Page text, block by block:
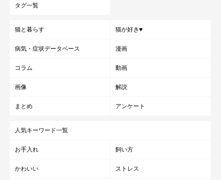
タグ一覧
猫と暮らす 猫が好き♥
病気・症状データベース 漫画
コラム 動画
画像 解説
まとめ アンケート
人気キーワード一覧
お手入れ 飼い方
かわいい ストレス